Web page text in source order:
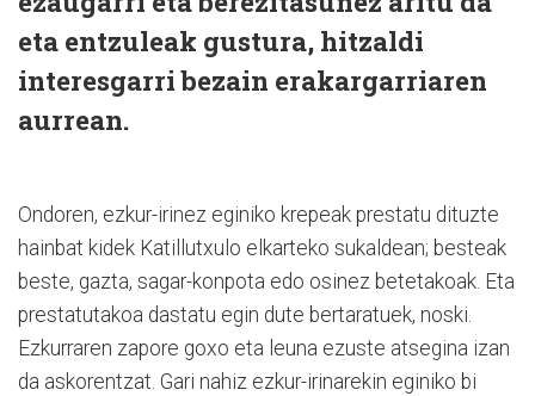
eta entzuleak gustura, hitzaldi
interesgarri bezain erakargarriaren
aurrean.
Ondoren, ezkur-irinez eginiko krepeak prestatu dituzte
hainbat kidek Katillutxulo elkarteko sukaldean; besteak
beste, gazta, sagar-konpota edo osinez betetakoak. Eta
prestatutakoa dastatu egin dute bertaratuek, noski.
Ezkurraren zapore goxo eta leuna ezuste atsegina izan
da askorentzat. Gari nahiz ezkur-irinarekin eginiko bi